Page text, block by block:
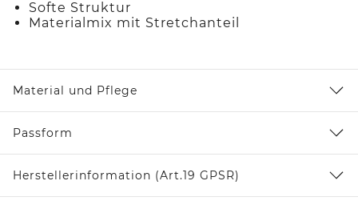
Softe Struktur
Materialmix mit Stretchanteil
Material und Pflege
Passform
Herstellerinformation (Art.19 GPSR)